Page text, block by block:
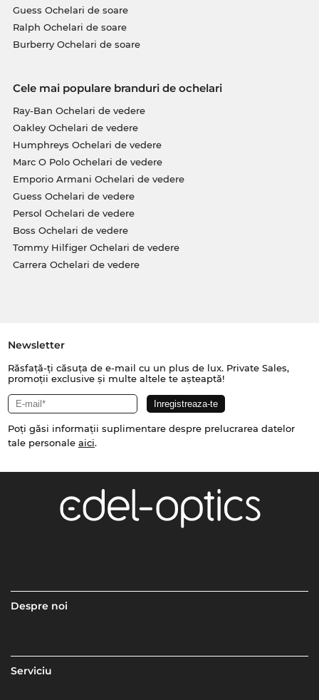
Guess Ochelari de soare
Ralph Ochelari de soare
Burberry Ochelari de soare
Cele mai populare branduri de ochelari
Ray-Ban Ochelari de vedere
Oakley Ochelari de vedere
Humphreys Ochelari de vedere
Marc O Polo Ochelari de vedere
Emporio Armani Ochelari de vedere
Guess Ochelari de vedere
Persol Ochelari de vedere
Boss Ochelari de vedere
Tommy Hilfiger Ochelari de vedere
Carrera Ochelari de vedere
Newsletter
Răsfață-ți căsuța de e-mail cu un plus de lux. Private Sales,
promoții exclusive și multe altele te așteaptă!
Poți găsi informații suplimentare despre prelucrarea datelor
tale personale aici.
Despre noi
Serviciu